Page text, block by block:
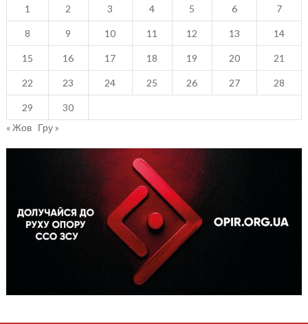
1 2 3 4 5 6 7
8 9 10 11 12 13 14
15 16 17 18 19 20 21
22 23 24 25 26 27 28
29
30
« Жов Гру »